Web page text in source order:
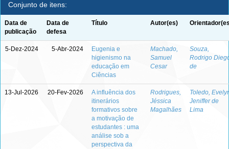
Conjunto de itens:
Data de
publicação
Data de
defesa
Título Autor(es)
5-Dez-2024 5-Abr-2024
Eugenia e
higienismo na
educação em
Ciências
Machado,
Samuel
Cesar
Souza,
Rodrigo
de
13-Jul-2026 20-Fev-2026
A influência dos
itinerários
formativos sobre
a motivação de
estudantes : uma
análise sob a
perspectiva da
Rodrigues,
Jéssica
Magalhães
Toledo,
Jeniffer de
Lima